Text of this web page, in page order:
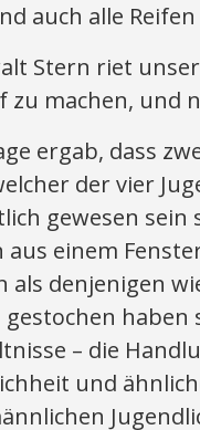
auch alle
Stern riet
zu machen, und
ergab, dass
der vier
gewesen sein
aus einem
als denjenigen
haben
– die
und